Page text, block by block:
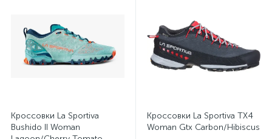
Кроссовки La Sportiva
Bushido II Woman
Кроссовки La Sportiva TX4
Woman Gtx Carbon/Hibiscus